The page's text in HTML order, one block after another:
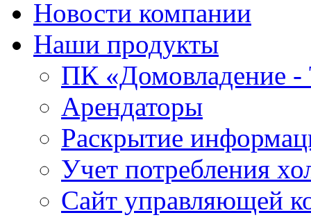
Новости компании
Наши продукты
ПК «Домовладение -
Арендаторы
Раскрытие
Учет потребления
Сайт управляющей